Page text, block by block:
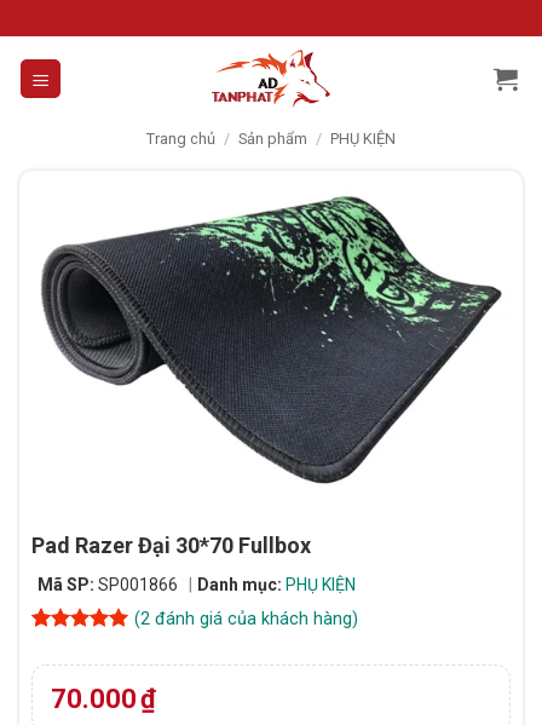
to
content
Trang chủ / Sản phẩm / PHỤ KIỆN
Pad Razer Đại 30*70 Fullbox
Mã SP: SP001866 Danh mục: PHỤ KIỆN
dựa trên
đánh giá
(2đánh giá của khách hàng)
70.000₫